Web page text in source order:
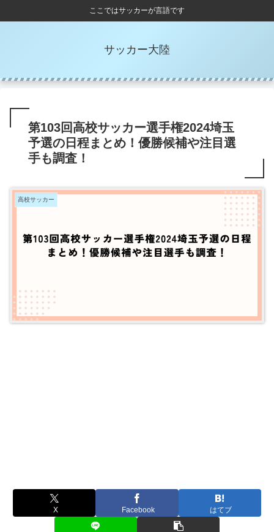
ここではサッカーが言語です
サッカー大陸
第103回高校サッカー選手権2024埼玉
予選の日程まとめ！優勝候補や注目選
手も調査！
高校サッカー
X Facebook はてブ